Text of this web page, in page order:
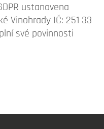
ustanovena
Vinohrady IČ: 251 33
své povinnosti